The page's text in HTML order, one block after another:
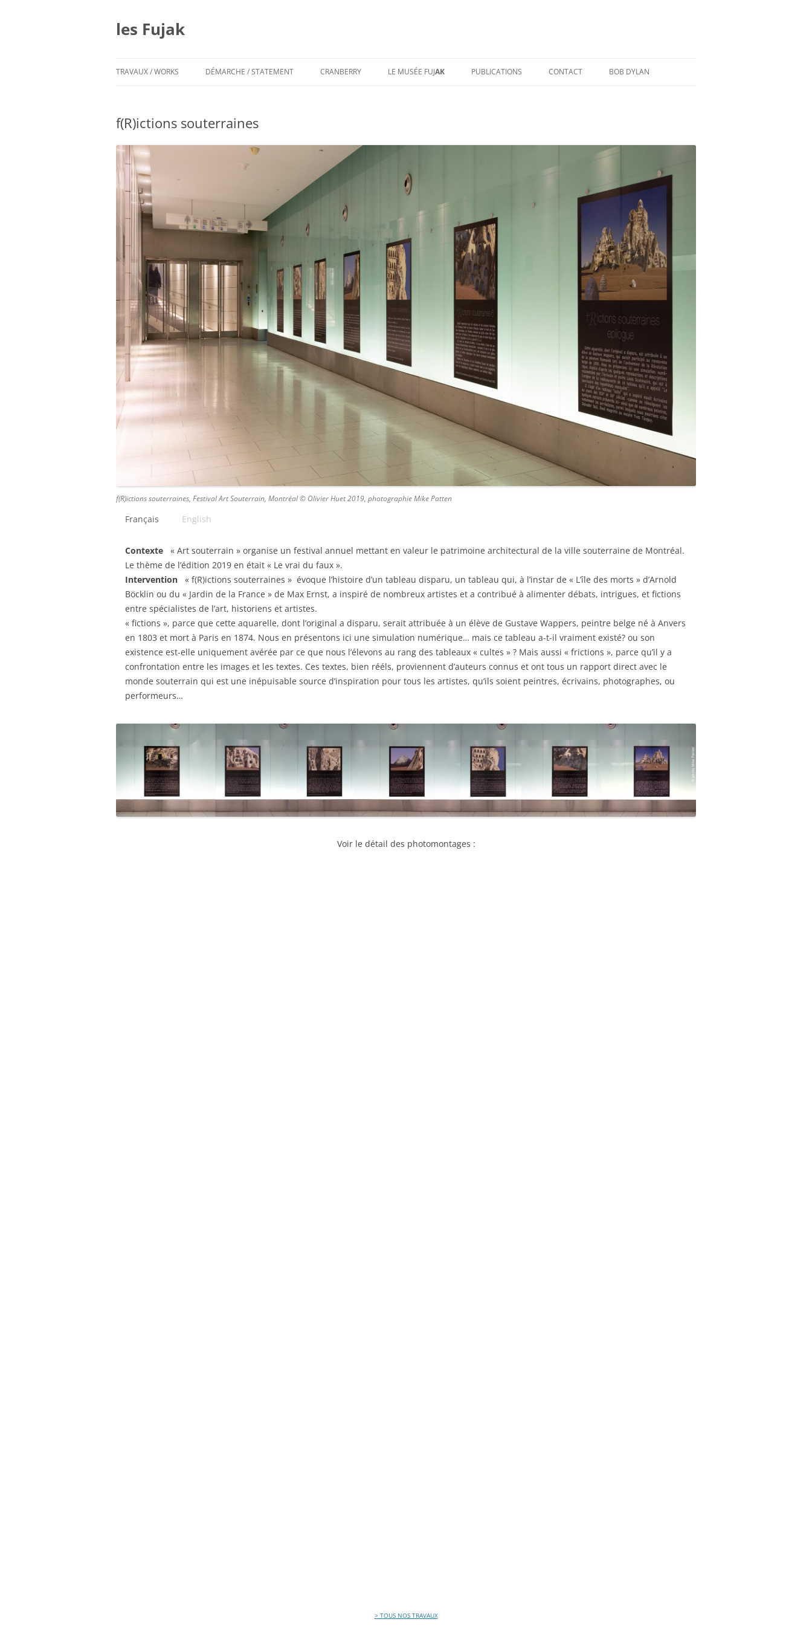
contenu
les Fujak
TRAVAUX / WORKS DÉMARCHE / STATEMENT CRANBERRY LE MUSÉE FUJAK PUBLICATIONS CONTACT BOB DYLAN
f(R)ictions souterraines
f(R)ictions souterraines, Festival Art Souterrain, Montréal © Olivier Huet 2019, photographie Mike Patten
Français English
Contexte « Art souterrain » organise un festival annuel mettant en valeur le patrimoine architectural de la ville souterraine de Montréal.
Le thème de l’édition 2019 en était « Le vrai du faux ».
Intervention « f(R)ictions souterraines » évoque l’histoire d’un tableau disparu, un tableau qui, à l’instar de « L’île des morts » d’Arnold
Böcklin ou du « Jardin de la France » de Max Ernst, a inspiré de nombreux artistes et a contribué à alimenter débats, intrigues, et fictions
entre spécialistes de l’art, historiens et artistes.
« fictions », parce que cette aquarelle, dont l’original a disparu, serait attribuée à un élève de Gustave Wappers, peintre belge né à Anvers
en 1803 et mort à Paris en 1874. Nous en présentons ici une simulation numérique… mais ce tableau a-t-il vraiment existé? ou son
existence est-elle uniquement avérée par ce que nous l’élevons au rang des tableaux « cultes » ? Mais aussi « frictions », parce qu’il y a
confrontation entre les images et les textes. Ces textes, bien rééls, proviennent d’auteurs connus et ont tous un rapport direct avec le
monde souterrain qui est une inépuisable source d’inspiration pour tous les artistes, qu’ils soient peintres, écrivains, photographes, ou
performeurs…
Voir le détail des photomontages :
> TOUS NOS TRAVAUX